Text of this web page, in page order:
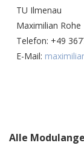
TU Ilmenau
Maximilian Rohe
Telefon: +49
E-Mail:
Alle